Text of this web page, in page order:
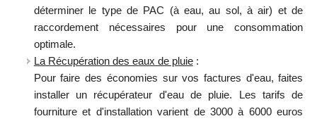
déterminer le type de PAC (à eau, au sol, à air) et de
raccordement nécessaires pour une consommation
optimale.
La Récupération des eaux de pluie:
Pour faire des économies sur vos factures d'eau, faites
installer un récupérateur d'eau de pluie. Les tarifs de
fourniture et d'installation varient de 3000 à 6000 euros